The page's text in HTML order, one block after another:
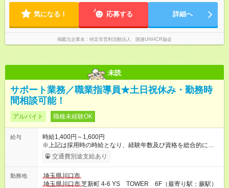
日～シフト希望を伺います たとえば 日火木や月水金日、火水金
土日など
気になる！ 応募する 詳細へ
掲載元企業名 特定非営利活動法人 国連UNHCR協会
未読
サポート業務／職業指導員★土日祝休み・勤務時
間相談可能！
アルバイト 職種未経験OK
給与
時給1,400円～1,600円
※上記は採用時の時給となり、経験年数及び資格を総合的に考慮
して決定します 【試用期間】試用期間あり 試用期間の長さ：2
ヶ月 雇用形態、給与は本採用時と同じです。
交通費別途支給あり
勤務地
埼玉県川口市
埼玉県川口市芝新町 4-6 YS TOWER 6F（最寄り駅：蕨駅）